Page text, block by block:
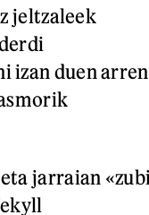
jeltzaleek
izan duen
jarraian